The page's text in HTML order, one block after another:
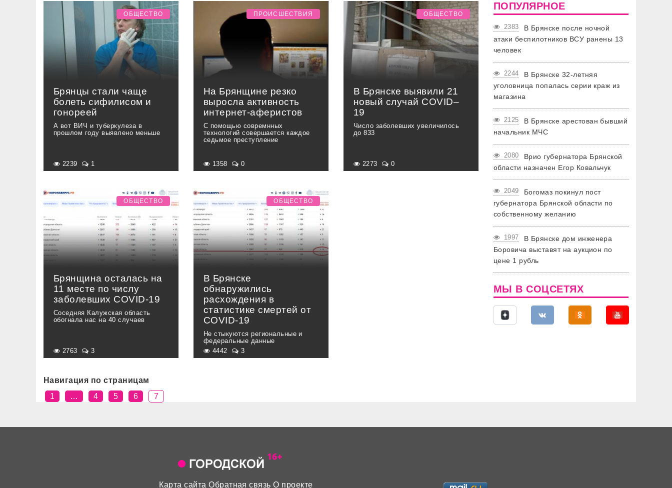
Брянцы стали чаще
болеть сифилисом и
гонореей
А вот ВИЧ и туберкулеза в
прошлом году выявлено меньше
ОБЩЕСТВО
2239 1
На Брянщине резко
выросла активность
интернет-аферистов
С помощью совремнных
технологий совершается каждое
седьмое преступление
ПРОИСШЕСТВИЯ
1358 0
В Брянске выявили 21
новый случай COVID–
19
Число заболевших увеличилось
до 833
ОБЩЕСТВО
2273 0
Брянщина осталась на
11 месте по числу
заболевших COVID-19
Соседняя Калужская область
обогнала нас на 40 случаев
ОБЩЕСТВО
2763 3
В Брянске
обнаружились
расхождения в
статистике смертей от
COVID-19
Не стыкуются региональные и
федеральные данные
ОБЩЕСТВО
4442 3
Навигация по страницам
1
… 4 5 6 7
ПОПУЛЯРНОЕ
2383
В Брянске после ночной
атаки беспилотников ВСУ ранены 13
человек
2244
В Брянске 32-летняя
уголовница попалась серии краж из
магазина
2125
В Брянске арестован бывший
начальник МЧС
2080
Врио губернатора Брянской
области назначен Егор Ковальчук
2049
Богомаз покинул пост
губернатора Брянской области по
собственному желанию
1997
В Брянске дом инженера
Боровича выставят на аукцион по
цене 1 рубль
МЫ В СОЦСЕТЯХ
Карта сайта Обратная связь О проекте